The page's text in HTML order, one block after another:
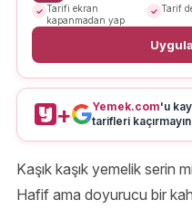
Tarifi ekran
kapanmadan yap
Tarif
+ Yemek.com'u
tarifleri
Kaşık kaşık yemelik serin
Hafif ama doyurucu bir